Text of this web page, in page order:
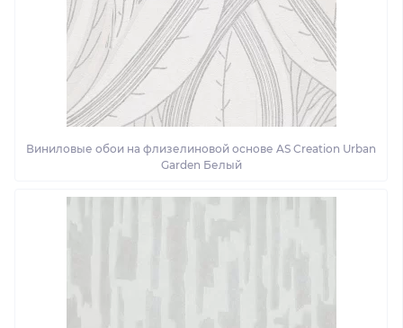
Виниловые обои на флизелиновой основе AS Creation Urban
Garden Белый